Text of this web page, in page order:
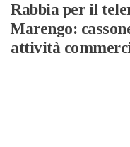
Rabbia per il
Marengo:
attività